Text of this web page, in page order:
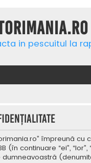
in pescuitul la
împreună cu
continuare “ei”,